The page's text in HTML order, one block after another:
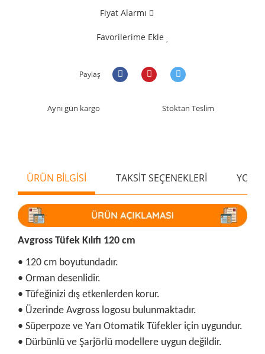
Fiyat Alarmı
Favorilerime Ekle
Paylaş
Aynı gün kargo Stoktan Teslim
ÜRÜN BİLGİSİ TAKSİT SEÇENEKLERİ
Avgross Tüfek Kılıfı 120 cm
• 120 cm boyutundadır.
• Orman desenlidir.
• Tüfeğinizi dış etkenlerden korur.
• Üzerinde Avgross logosu bulunmaktadır.
• Süperpoze ve Yarı Otomatik Tüfekler için uygundur.
• Dürbünlü ve Şarjörlü modellere uygun değildir.